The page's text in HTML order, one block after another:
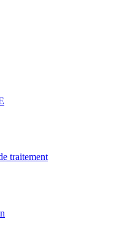
traitement